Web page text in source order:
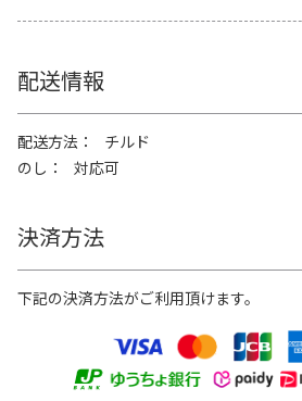
配送情報
配送方法
チルド
のし
対応可
決済方法
下記の決済方法がご利用頂けます。